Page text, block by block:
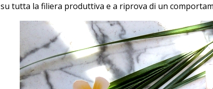
su tutta la filiera produttiva e a riprova di un